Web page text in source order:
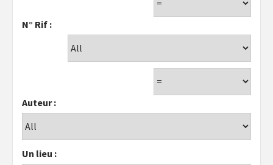
N° Rif :
Auteur :
Un lieu :